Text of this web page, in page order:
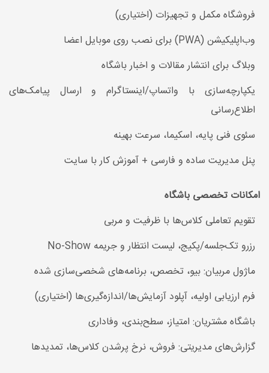
فروشگاه مکمل و تجهیزات (اختیاری)
وب‌اپلیکیشن (PWA) برای نصب روی موبایل اعضا
وبلاگ برای انتشار مقالات و اخبار باشگاه
یکپارچه‌سازی با واتساپ/اینستاگرام و ارسال پیامک‌های
اطلاع‌رسانی
سئوی فنی پایه، اسکیما، سرعت بهینه
پنل مدیریت ساده و فارسی + آموزش کار با سایت
امکانات تخصصی باشگاه
تقویم تعاملی کلاس‌ها با ظرفیت و مربی
رزرو تک‌جلسه/پکیج، لیست انتظار و جریمه No-Show
ماژول مربیان: بیو، تخصص، برنامه‌های شخصی‌سازی شده
فرم ارزیابی اولیه، آپلود آزمایش‌ها/اندازه‌گیری‌ها (اختیاری)
باشگاه مشتریان: امتیاز، سطح‌بندی، وفاداری
گزارش‌های مدیریتی: فروش، نرخ پرشدن کلاس‌ها، تمدیدها